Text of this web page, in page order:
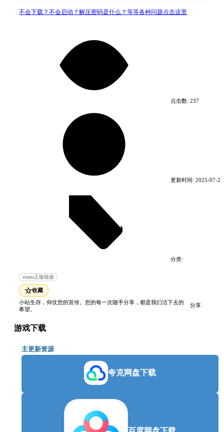
不会下载？不会启动？解压密码是什么？等等各种问题点击这里
点击数: 237
更新时间: 2025-07-22
分类:
steam正版链接
☆收藏
小站生存，仰仗您的宣传。您的每一次随手分享，都是我们活下去的
希望。
分享
游戏下载
主更新资源
夸克网盘下载